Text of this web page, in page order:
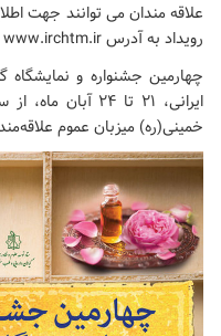
علاقه مندان می توانند جهت
رویداد به آدرسwww.irchtm.ir
چهارمین جشنواره و نمایشگاه
ایرانی، ۲۱ تا ۲۴ آبان ماه، از ساعت ۹ تا ۱۸، در شبستان
خمینی(ره) میزبان عموم